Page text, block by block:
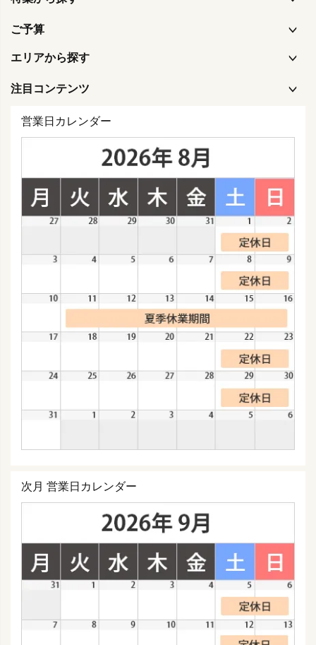
ご予算
エリアから探す
注目コンテンツ
営業日カレンダー
次月 営業日カレンダー